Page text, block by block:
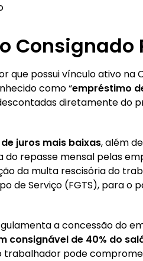
Consignado
que possui vínculo ativo na
como “empréstimo
diretamente do
juros mais baixas, além de
do repasse mensal pelas
da multa rescisória do
de Serviço (FGTS), para o
a concessão do
consignável de 40% do
trabalhador pode